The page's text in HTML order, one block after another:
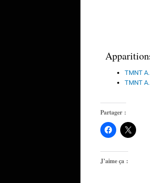
TMNT
TMNT
Partager :
J’aime ça :